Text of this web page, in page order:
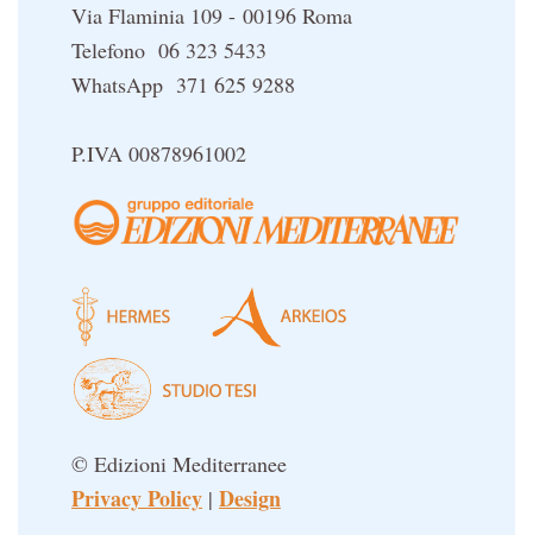
Via Flaminia 109 - 00196 Roma
Telefono 06 323 5433
WhatsApp 371 625 9288
P.IVA 00878961002
© Edizioni Mediterranee
Privacy Policy | Design